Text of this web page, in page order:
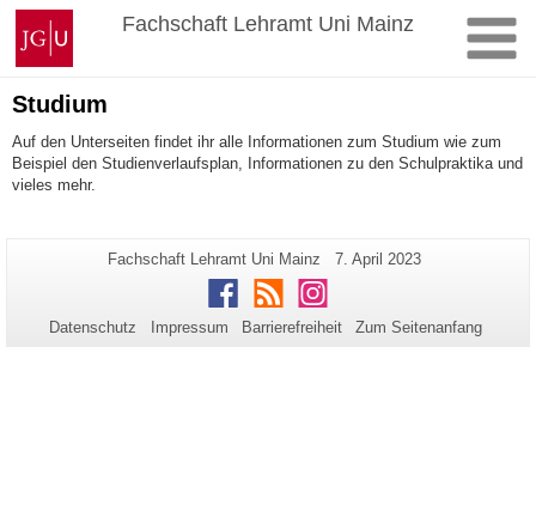
Zum
Inhalt
springen
Johannes
Gutenberg-
Universität
Mainz
Fachschaft Lehramt Uni Mainz
Studium
Auf den Unterseiten findet ihr alle Informationen zum Studium wie zum
Beispiel den Studienverlaufsplan, Informationen zu den Schulpraktika und
vieles mehr.
Zusätzliche
Informationen
zu
dieser
Seiten-
Fachschaft Lehramt Uni Mainz
Letzte
7. April 2023
Facebook
RSS Instagram
Datenschutz Impressum Barrierefreiheit Zum Seitenanfang